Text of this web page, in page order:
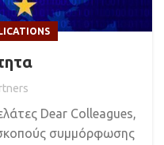
Dear Colleagues,
συμμόρφωσης